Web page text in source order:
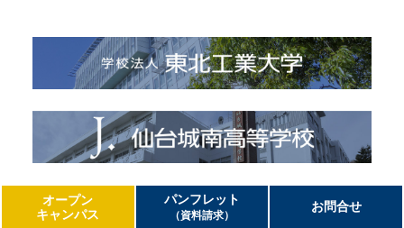
Copyright© Tohoku Institute of Technology. All Right Reserved.
オープン
キャンパス
パンフレット
（資料請求）
お問合せ